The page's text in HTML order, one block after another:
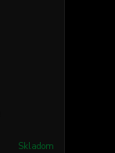
Skladom